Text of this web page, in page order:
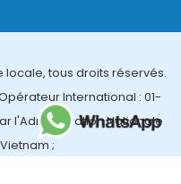
locale, tous droits réservés.
International : 01-
l'Administration Nationale
;